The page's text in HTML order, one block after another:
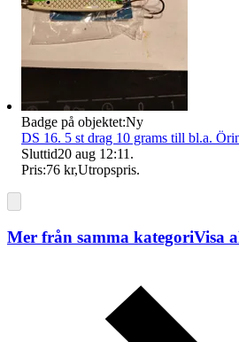
Badge på objektet:Ny
DS 16. 5 st drag 10 grams till bl.a.
Sluttid20 aug 12:11 .
Pris:76 kr,Utropspris.
Mer från samma kategoriVisa